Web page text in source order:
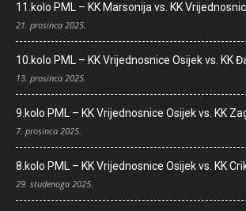
11.kolo PML – KK Marsonija vs. KK
21. prosinca 2025.
10.kolo PML – KK Vrijednosnice Osijek vs. KK
13. prosinca 2025.
9.kolo PML – KK Vrijednosnice Osijek vs. KK
7. prosinca 2025.
8.kolo PML – KK Vrijednosnice Osijek vs. KK
29. studenoga 2025.